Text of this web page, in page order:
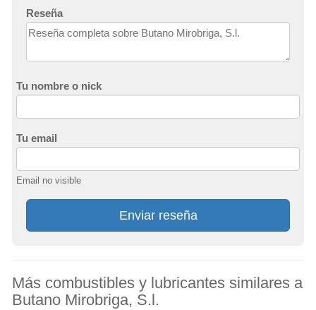
Reseña
Tu nombre o nick
Tu email
Email no visible
Enviar reseña
Más combustibles y lubricantes similares a
Butano Mirobriga, S.l.